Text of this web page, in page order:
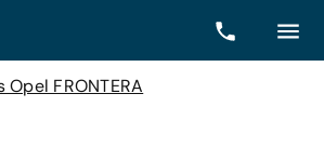
FRONTERA